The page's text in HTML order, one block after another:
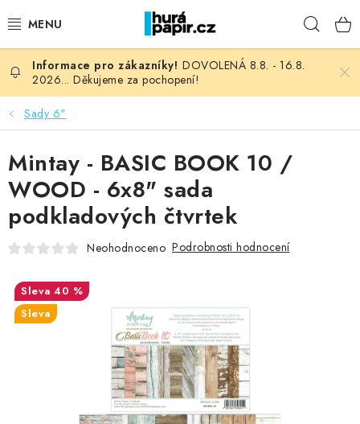
na
NOVINKY
HURÁ DÍLNA
VŠECHNO ZBOŽÍ
KNIHAŘSKÝ MATERIÁL
OBLÍBENÉ ♥️
FOTORECENZE
MOJE OBJEDNÁVKA
DOVOLENÁ 8.8. - 16.8.
2026... Děkujeme za pochopení!
Sady 6"
Mintay - BASIC BOOK 10 /
WOOD - 6x8" sada
podkladových čtvrtek
Neohodnoceno Podrobnosti hodnocení
40 %
Sleva